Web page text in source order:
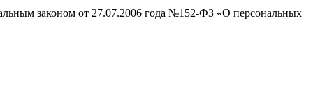
законом от 27.07.2006 года №152-ФЗ «О персональных